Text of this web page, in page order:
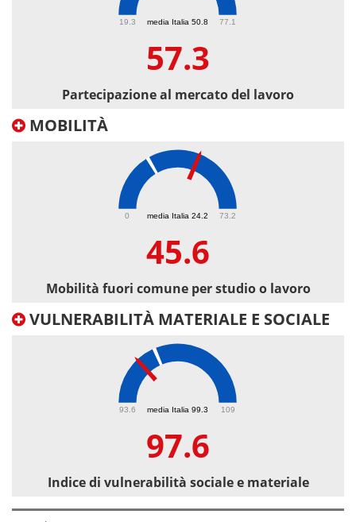
media Italia 50.8
19.3 77.1
57.3
Partecipazione al mercato del lavoro
MOBILITÀ
media Italia 24.2
0 73.2
45.6
Mobilità fuori comune per studio o lavoro
VULNERABILITÀ MATERIALE E SOCIALE
media Italia 99.3
93.6 109
97.6
Indice di vulnerabilità sociale e materiale